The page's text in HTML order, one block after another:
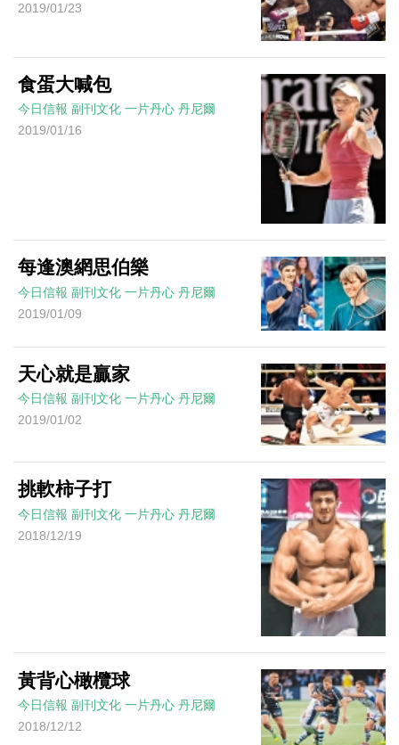
2019/01/23
食蛋大喊包
今日信報 副刊文化 一片丹心 丹尼爾
2019/01/16
每逢澳網思伯樂
今日信報 副刊文化 一片丹心 丹尼爾
2019/01/09
天心就是贏家
今日信報 副刊文化 一片丹心 丹尼爾
2019/01/02
挑軟柿子打
今日信報 副刊文化 一片丹心 丹尼爾
2018/12/19
黃背心橄欖球
今日信報 副刊文化 一片丹心 丹尼爾
2018/12/12